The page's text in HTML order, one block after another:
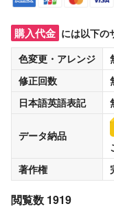
購入代金 には以下の
色変更・アレンジ
修正回数
日本語英語表記
データ納品
著作権
閲覧数 1919